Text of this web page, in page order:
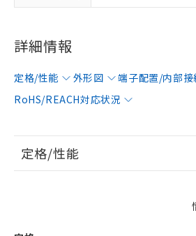
詳細情報
定格/性能 外形図 端子配置/内部接
RoHS/REACH対応状況
定格/性能